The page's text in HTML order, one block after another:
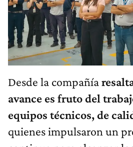
Desde la compañía
avance es fruto del
equipos técnicos, de
quienes impulsaron un